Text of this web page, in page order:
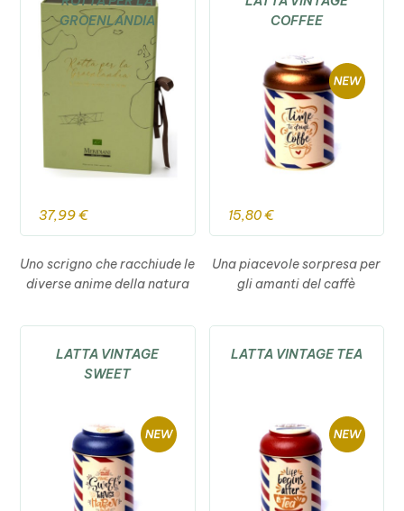
GROENLANDIA
37,99€
Uno scrigno che racchiude le
diverse anime della natura
COFFEE
15,80€
Una piacevole sorpresa per
gli amanti del caffè
LATTA VINTAGE
SWEET
LATTA VINTAGE TEA